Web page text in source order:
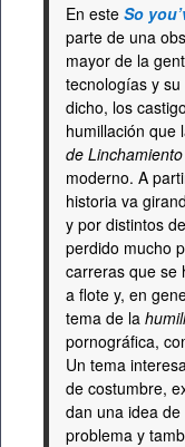
En este So
parte de una
mayor de la
tecnologías y
dicho, los
humillación que
de Linchamiento
moderno. A
historia va
y por distintos
perdido mucho
carreras que se
a flote y, en
tema de la
pornográfica,
Un tema
de costumbre,
dan una idea
problema y